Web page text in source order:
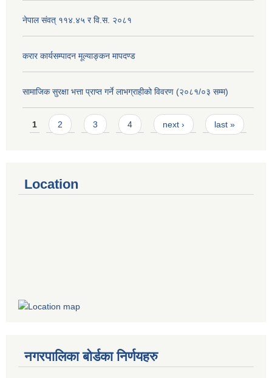
नेपाल संवत् ११४.४५ र वि.स. २०८१
करार कार्यसम्पादन मूल्याङ्कन मापदण्ड
सामाजिक सुरक्षा भत्ता प्राप्त गर्ने लाभग्राहीको विवरण (२०८१/०३ सम्म)
Pages
1 2 3 4 next › last »
Location
नगरपालिका बोर्डका निर्णयहरु